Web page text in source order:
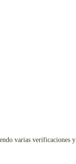
varias verificaciones y